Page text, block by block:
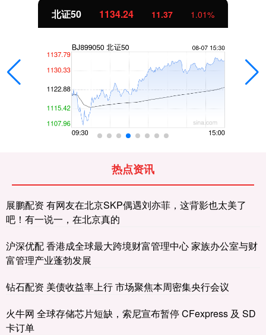
北证50 1134.24 11.37 1.01%
热点资讯
展鹏配资 有网友在北京SKP偶遇刘亦菲，这背影也太美了
吧！有一说一，在北京真的
沪深优配 香港成全球最大跨境财富管理中心 家族办公室与财
富管理产业蓬勃发展
钻石配资 美债收益率上行 市场聚焦本周密集央行会议
火牛网 全球存储芯片短缺，索尼宣布暂停 CFexpress 及 SD
卡订单